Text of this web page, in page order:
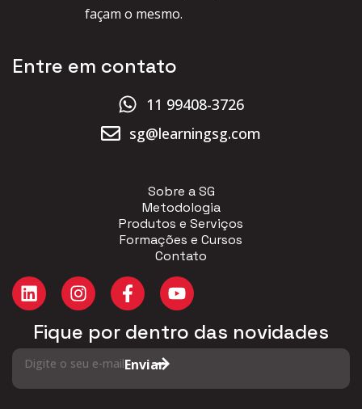
façam o mesmo.
Entre em contato
11 99408-3726
sg@learningsg.com
Sobre a SG
Metodologia
Produtos e Serviços
Formações e Cursos
Contato
Fique por dentro das novidades
Digite o seu e-mailEnviar